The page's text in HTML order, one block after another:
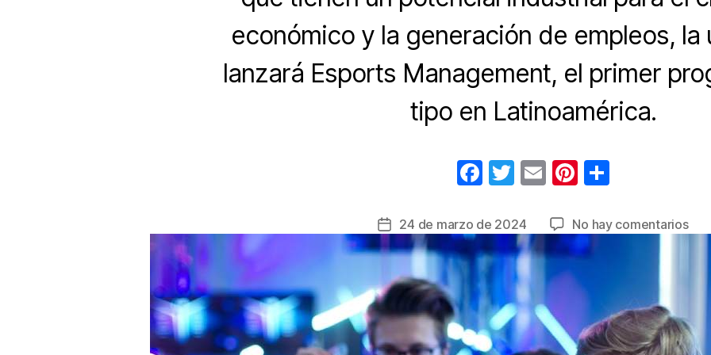
económico y la generación de empleos, la
lanzará Esports Management, el primer
tipo en Latinoamérica.
F
c
e
b
o
o
T
tt
er
E
ail
Pi
er
e
m
tir
Fecha
de
entrada
24 de marzo de 2024 No hay comentariosen